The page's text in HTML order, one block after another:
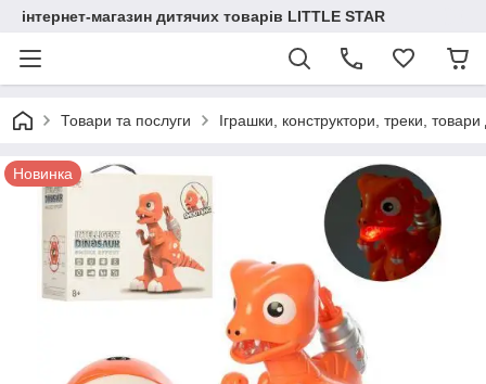
інтернет-магазин дитячих товарів LITTLE STAR
Товари та послуги Іграшки, конструктори, треки, товари
Новинка